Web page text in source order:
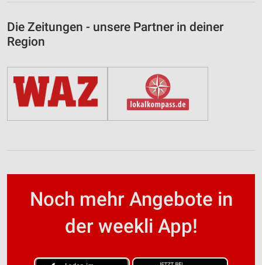
Die Zeitungen - unsere Partner in deiner
Region
Noch mehr Angebote in
der weekli App!